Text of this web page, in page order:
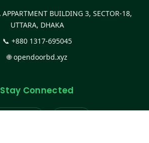
APPARTMENT BUILDING 3, SECTOR-18,
UTTARA, DHAKA
📞 +880 1317-695045
🌐opendoorbd.xyz
Stay Connected